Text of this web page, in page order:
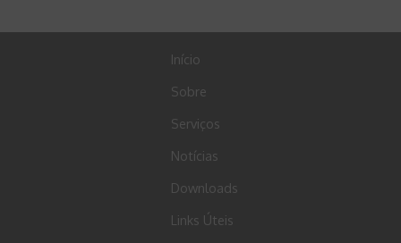
Início
Sobre
Serviços
Notícias
Downloads
Links Úteis